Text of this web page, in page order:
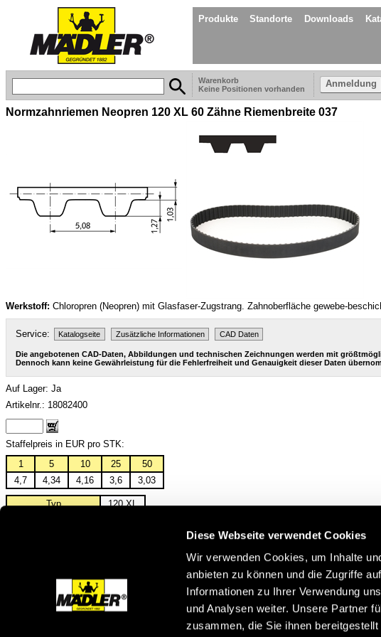
Diese Webseite verwendet Cookies
Wir verwenden Cookies, um Inhalte
anbieten zu können und die Zugriffe
Informationen zu Ihrer Verwendung
und Analysen weiter. Unsere Partner
zusammen, die Sie ihnen
Produkte Standorte Downloads
Warenkorb
Keine Positionen vorhanden
Anmeldung
Normzahnriemen Neopren 120 XL 60 Zähne Riemenbreite 037
Werkstoff: Chloropren (Neopren) mit Glasfaser-Zugstrang. Zahnoberfläche gewebe-
Service: Katalogseite Zusätzliche Informationen CAD Daten
Die angebotenen CAD-Daten, Abbildungen und technischen Zeichnungen werden mit
Dennoch kann keine Gewährleistung für die Fehlerfreiheit und Genauigkeit dieser Daten
Auf Lager: Ja
Artikelnr.: 18082400
Staffelpreis in EUR pro STK:
1
5 10 25
50
4,7
4,34 4,16 3,6 3,03
Typ
120 XL
Gewicht [kg/m]
Zurück zur Übersicht